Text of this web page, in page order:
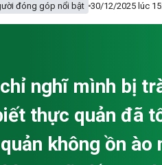
đóng góp nổi bật 30/12/2025 lúc
nghĩ mình bị
thực quản đã
không ồn ào